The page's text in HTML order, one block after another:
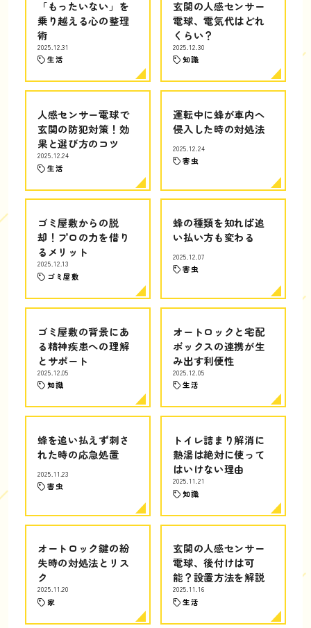
「もったいない」を
乗り越える心の整理
術
2025.12.31
生活
玄関の人感センサー
電球、電気代はどれ
くらい？
2025.12.30
知識
人感センサー電球で
玄関の防犯対策！効
果と選び方のコツ
2025.12.24
生活
運転中に蜂が車内へ
侵入した時の対処法
2025.12.24
害虫
ゴミ屋敷からの脱
却！プロの力を借り
るメリット
2025.12.13
ゴミ屋敷
蜂の種類を知れば追
い払い方も変わる
2025.12.07
害虫
ゴミ屋敷の背景にあ
る精神疾患への理解
とサポート
2025.12.05
知識
オートロックと宅配
ボックスの連携が生
み出す利便性
2025.12.05
生活
蜂を追い払えず刺さ
れた時の応急処置
2025.11.23
害虫
トイレ詰まり解消に
熱湯は絶対に使って
はいけない理由
2025.11.21
知識
オートロック鍵の紛
失時の対処法とリス
ク
2025.11.20
家
玄関の人感センサー
電球、後付けは可
能？設置方法を解説
2025.11.16
生活